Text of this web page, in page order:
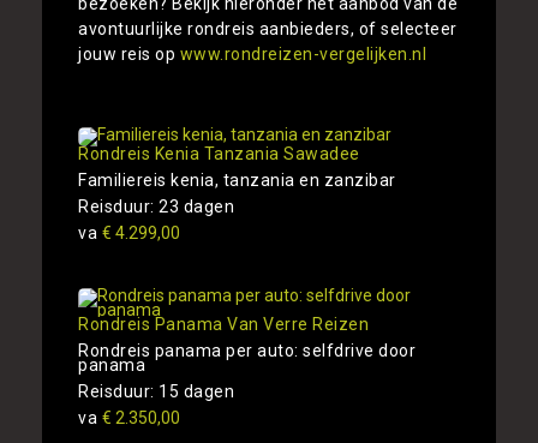
avontuurlijke rondreis aanbieders, of selecteer
jouw reis op www.rondreizen-vergelijken.nl
Rondreis Kenia Tanzania Sawadee
Familiereis kenia, tanzania en zanzibar
Reisduur: 23 dagen
va € 4.299,00
Rondreis Panama Van Verre Reizen
Rondreis panama per auto: selfdrive door
panama
Reisduur: 15 dagen
va € 2.350,00